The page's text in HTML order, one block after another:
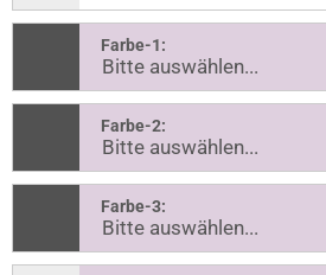
Farbe-1:
Farbe-2:
Farbe-3: